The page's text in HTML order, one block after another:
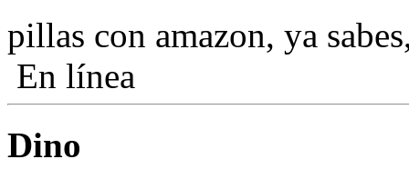
pillas con amazon, ya
En línea
Dino